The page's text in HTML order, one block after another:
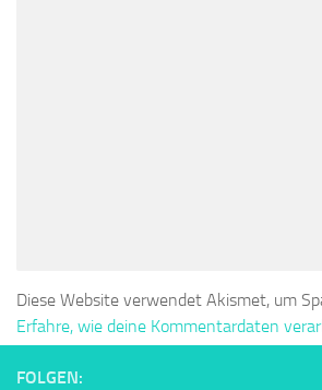
Diese Website verwendet Akismet, um
Erfahre, wie deine Kommentardaten
FOLGEN: